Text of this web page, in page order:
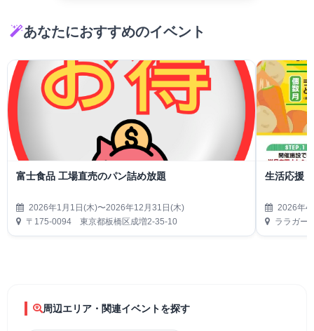
あなたにおすすめのイベント
富士食品 工場直売のパン詰め放題
2026年1月1日(木)〜2026年12月31日(木)
〒175-0094 東京都板橋区成増2-35-10
生活応援
2026年4
ララガー
周辺エリア・関連イベントを探す